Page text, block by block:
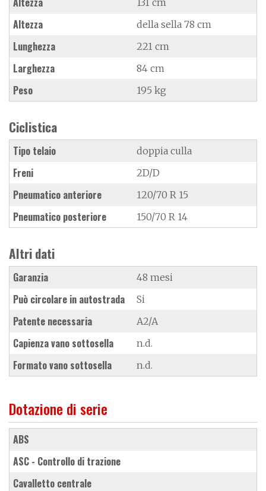
Altezza della sella 78 cm
Lunghezza 221 cm
Larghezza 84 cm
Peso 195 kg
Ciclistica
Tipo telaio doppia culla
Freni 2D/D
Pneumatico anteriore 120/70 R 15
Pneumatico posteriore 150/70 R 14
Altri dati
Garanzia 48 mesi
Può circolare in autostrada Si
Patente necessaria A2/A
Capienza vano sottosella n.d.
Formato vano sottosella n.d.
Dotazione di serie
ABS
ASC - Controllo di trazione
cavalletto centrale